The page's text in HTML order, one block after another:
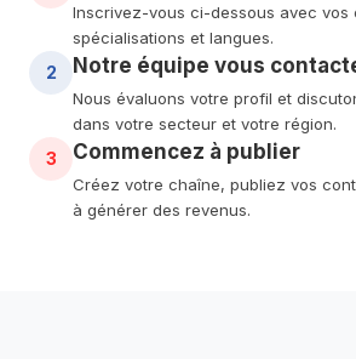
Inscrivez-vous ci-dessous avec vos
spécialisations et langues.
2 Notre équipe vous
Nous évaluons votre profil et
dans votre secteur et votre région.
3 Commencez à publier
Créez votre chaîne, publiez vos
à générer des revenus.